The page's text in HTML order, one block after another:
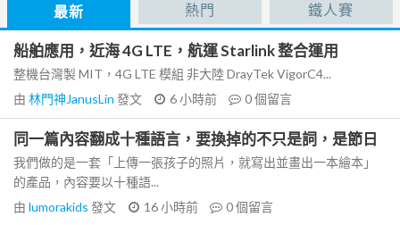
最新 熱門 鐵人賽
船舶應用，近海 4G LTE，航運 Starlink 整合運用
整機台灣製 MIT，4G LTE 模組 非大陸 DrayTek VigorC4...
由 林門神JanusLin 發文 6 小時前 0個留言
同一篇內容翻成十種語言，要換掉的不只是詞，是節日
我們做的是一套「上傳一張孩子的照片，就寫出並畫出一本繪本」
的產品，內容要以十種語...
由 lumorakids 發文 16 小時前 0個留言